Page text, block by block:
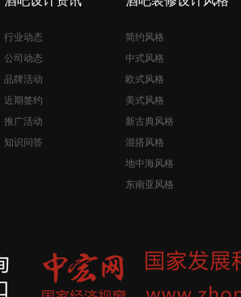
行业动态
公司动态
品牌活动
近期签约
推广活动
知识问答
简约风格
中式风格
欧式风格
美式风格
新古典风格
混搭风格
地中海风格
东南亚风格